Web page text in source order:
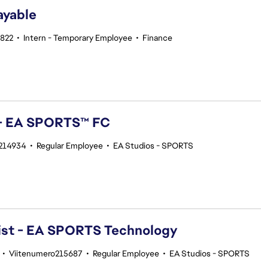
• Intern - Temporary Employee • Finance
SPORTS™ FC
• Regular Employee • EA Studios - SPORTS
- EA SPORTS Technology
• Viitenumero215687 • Regular Employee • EA Studios - SPORTS